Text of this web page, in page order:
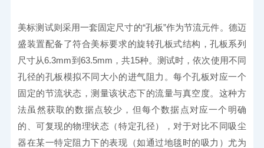
美标测试则采用一套固定尺寸的“孔板”作为节流元件。德迈
盛装置配备了符合美标要求的旋转孔板式结构，孔板系列
尺寸从6.3mm到63.5mm，共15种。测试时，依次使用不同
孔径的孔板模拟不同大小的进气阻力。每个孔板对应一个
固定的节流状态，测量该状态下的流量与真空度。这种方
法虽然获取的数据点较少，但每个数据点对应一个明确
的、可复现的物理状态（特定孔径），对于对比不同吸尘
器在某一特定阻力下的表现（如通过地毯时的吸力）尤为